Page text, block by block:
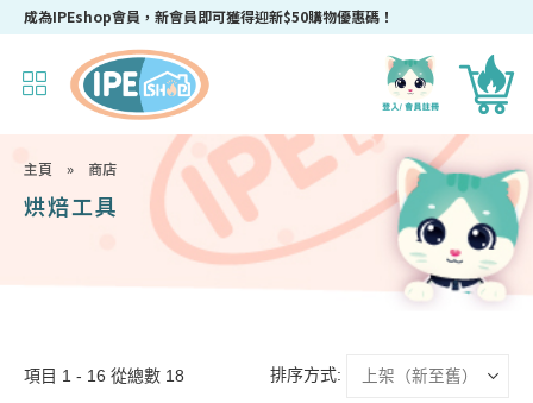
成為IPEshop會員，新會員即可獲得迎新$50購物優惠碼！
主頁 » 商店
烘焙工具
項目 1 - 16 從總數 18 排序方式: